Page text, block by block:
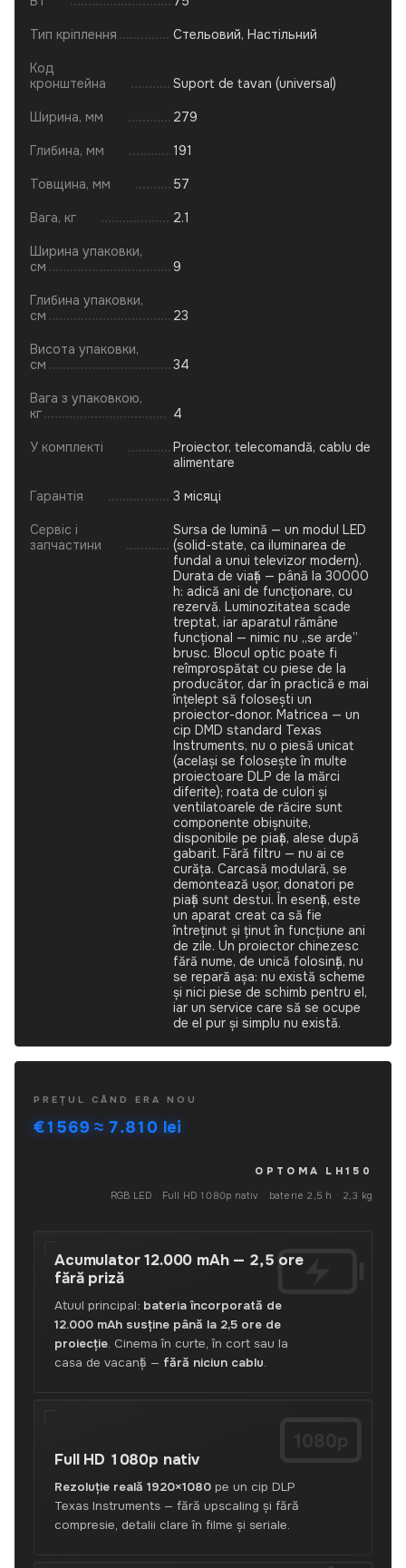
Тип кріплення Стельовий, Настільний
Код
кронштейна
Suport de tavan (universal)
Ширина, мм 279
Глибина, мм 191
Товщина, мм 57
Вага, кг 2.1
Ширина упаковки,
см
9
Глибина упаковки,
см
23
Висота упаковки,
см
34
Вага з упаковкою,
кг
4
У комплекті
Proiector, telecomandă, cablu de
alimentare
Гарантія 3 місяці
Сервіс і
запчастини
Sursa de lumină — un modul LED
(solid-state, ca iluminarea de
fundal a unui televizor modern).
Durata de viață — până la 30000
h: adică ani de funcționare, cu
rezervă. Luminozitatea scade
treptat, iar aparatul rămâne
funcțional — nimic nu „se arde”
brusc. Blocul optic poate fi
reîmprospătat cu piese de la
producător, dar în practică e mai
înțelept să folosești un
proiector-donor. Matricea — un
cip DMD standard Texas
Instruments, nu o piesă unicat
(același se folosește în multe
proiectoare DLP de la mărci
diferite); roata de culori și
ventilatoarele de răcire sunt
componente obișnuite,
disponibile pe piață, alese după
gabarit. Fără filtru — nu ai ce
curăța. Carcasă modulară, se
demontează ușor, donatori pe
piață sunt destui. În esență, este
un aparat creat ca să fie
întreținut și ținut în funcțiune ani
de zile. Un proiector chinezesc
fără nume, de unică folosință, nu
se repară așa: nu există scheme
și nici piese de schimb pentru el,
iar un service care să se ocupe
de el pur și simplu nu există.
Optoma
LH150,
folosit
1080p
nativ,
REC.709
audio
PREȚUL CÂND ERA NOU
€1569≈ 7.810 lei
OPTOMA LH150
RGB LED Full HD 1080p nativ baterie 2,5 h 2,3 kg
Acumulator 12.000 mAh — 2,5 ore
fără priză
Atuul principal: bateria încorporată de
12.000 mAh susține până la 2,5 ore de
proiecție. Cinema în curte, în cort sau la
casa de vacanță — fără niciun cablu.
Full HD 1080p nativ
Rezoluție reală 1920×1080 pe un cip DLP
Texas Instruments — fără upscaling și fără
compresie, detalii clare în filme și seriale.